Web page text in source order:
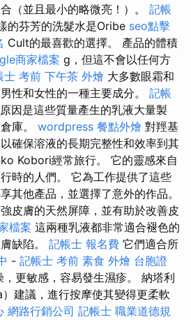
（並且最小的略微亮！）。 記帳
的芬芳的洗髮水是Oribe seo點擊
Cult的最喜歡的選擇。 產品的體積
商家檔案 g，但這不會以任何方
士 考前 下午茶 外燴 大多數眼霜和
性和女性的一種主要成分。 記帳
因是這些質量產生的乳液大量製
庫。 wordpress 餐點外燴 對羥基
確保溶液的長期完整性和效率到其
Kobori經常旅行。 它的靈感來自
時的人們。 它為工作提供了這些
其他產品，並選擇了意外的作品。
皮膚的天然屏障，並有助於改善皮
檔案 這兩種乳液都非常適合褪色的
缺陷。 記帳士 報名費 它們適合所
- 記帳士 考前 素食 外燴 台胞證
更敏感，容易發生濕疹。 納塔利
建議，進行按摩使其變得更柔軟
網路行銷公司 記帳士 職業道德規